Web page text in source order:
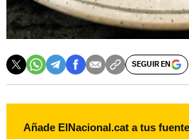
SEGUIR EN
Añade ElNacional.cat a tus